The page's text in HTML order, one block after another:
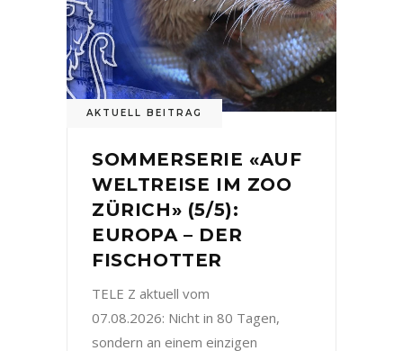
AKTUELL BEITRAG
SOMMERSERIE «AUF
WELTREISE IM ZOO
ZÜRICH» (5/5):
EUROPA – DER
FISCHOTTER
TELE Z aktuell vom
07.08.2026: Nicht in 80 Tagen,
sondern an einem einzigen